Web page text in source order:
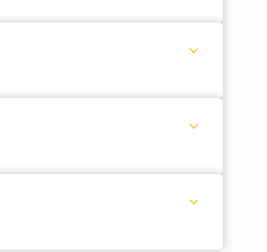
Expandir Documentos necessários
Expandir Prazo de Candidatura
Expandir Anexos